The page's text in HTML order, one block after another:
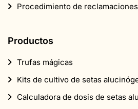
Procedimiento de reclamaciones
Productos
Trufas mágicas
Kits de cultivo de setas
Calculadora de dosis de setas